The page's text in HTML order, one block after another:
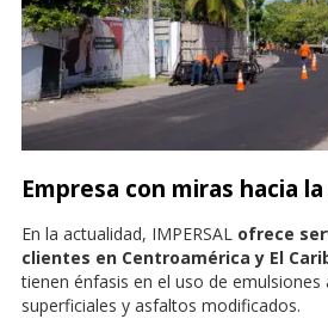
Empresa con miras hacia
En la actualidad, IMPERSAL ofrece
clientes en Centroamérica y El
tienen énfasis en el uso de
superficiales y asfaltos modificados.